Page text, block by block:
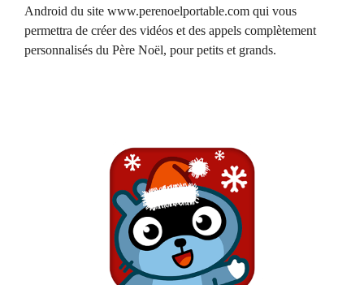
Android du site www.perenoelportable.com qui vous
permettra de créer des vidéos et des appels complètement
personnalisés du Père Noël, pour petits et grands.